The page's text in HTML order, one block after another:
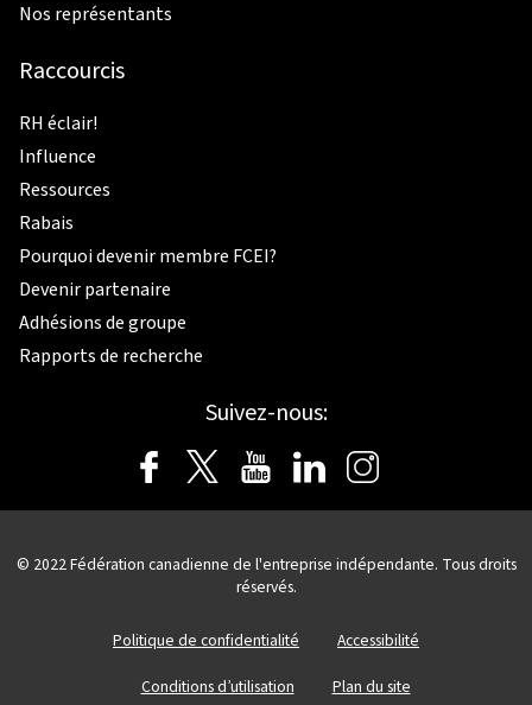
Nos représentants
Raccourcis
RH éclair!
Influence
Ressources
Rabais
Pourquoi devenir membre FCEI?
Devenir partenaire
Adhésions de groupe
Rapports de recherche
Suivez-nous:
© 2022 Fédération canadienne de l'entreprise indépendante. Tous droits
réservés.
Politique de confidentialité Accessibilité
Conditions d’utilisation Plan du site